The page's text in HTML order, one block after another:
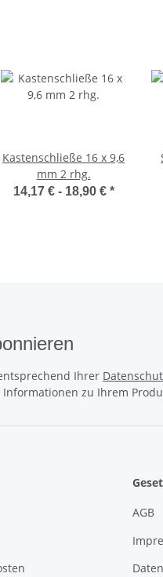
Kastenschließe 16 x 9,6
mm 2 rhg.
14,17 € - 18,90 € *
Ihrer
zu Ihrem
AGB